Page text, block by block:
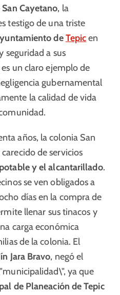
San Cayetano, la
testigo de una triste
deTepicen
seguridad a sus
un claro ejemplo de
gubernamental
la calidad de vida
años, la colonia San
de servicios
y el alcantarillado.
se ven obligados a
días en la compra de
llenar sus tinacos y
carga económica
de la colonia. El
Jara Bravo, negó el
ya que
de Planeación de Tepic